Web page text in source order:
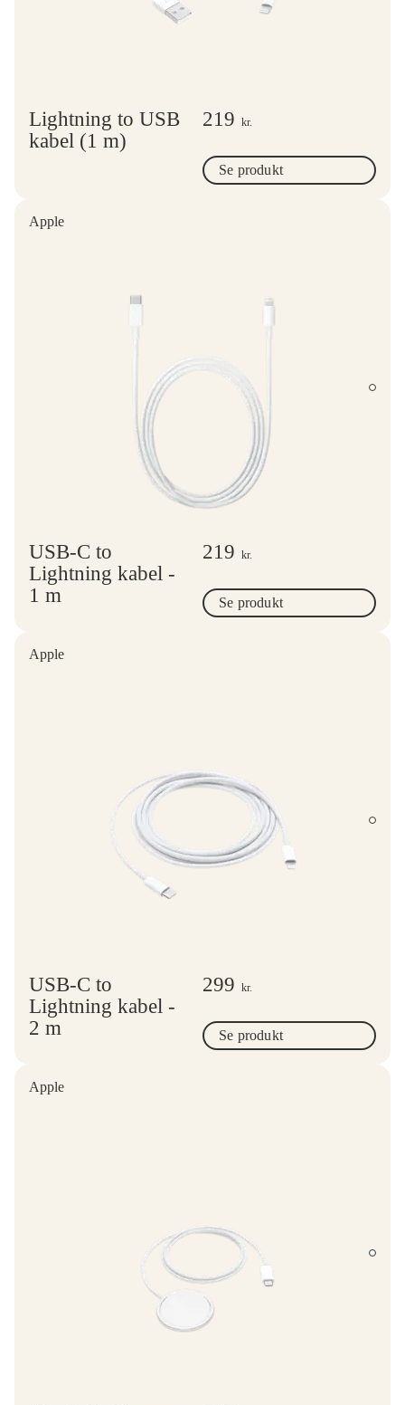
Lightning to USB
kabel (1 m)
219 kr.
Se produkt
Apple
USB-C to
Lightning kabel -
1 m
219 kr.
Se produkt
Apple
USB-C to
Lightning kabel -
2 m
299 kr.
Se produkt
Apple